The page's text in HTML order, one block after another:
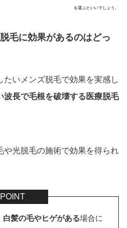
を選ぶといいでしょう。
毛に効果があるのはどっ
いメンズ脱毛で効果を実感し
波長で毛根を破壊する医療脱毛
や光脱毛の施術で効果を得られ
髪の毛やヒゲがある場合に